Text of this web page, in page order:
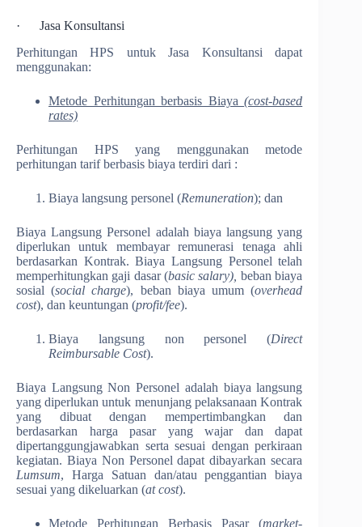
· Jasa Konsultansi
Perhitungan HPS untuk Jasa Konsultansi dapat
menggunakan:
Metode Perhitungan berbasis Biaya(cost-based
rates)
Perhitungan HPS yang menggunakan metode
perhitungan tarif berbasis biaya terdiri dari :
Biaya langsung personel (Remuneration); dan
Biaya Langsung Personel adalah biaya langsung yang
diperlukan untuk membayar remunerasi tenaga ahli
berdasarkan Kontrak. Biaya Langsung Personel telah
memperhitungkan gaji dasar (basic salary), beban biaya
sosial (social charge), beban biaya umum (overhead
cost), dan keuntungan (profit/fee).
Biaya langsung non personel (Direct
Reimbursable Cost).
Biaya Langsung Non Personel adalah biaya langsung
yang diperlukan untuk menunjang pelaksanaan Kontrak
yang dibuat dengan mempertimbangkan dan
berdasarkan harga pasar yang wajar dan dapat
dipertanggungjawabkan serta sesuai dengan perkiraan
kegiatan. Biaya Non Personel dapat dibayarkan secara
Lumsum, Harga Satuan dan/atau penggantian biaya
sesuai yang dikeluarkan (at cost).
Metode Perhitungan Berbasis Pasar (market-